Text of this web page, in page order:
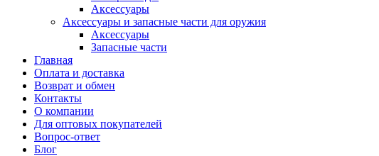
Аксессуары
Аксессуары и запасные части для оружия
Аксессуары
Запасные части
Главная
Оплата и доставка
Возврат и обмен
Контакты
О компании
Для оптовых покупателей
Вопрос-ответ
Блог